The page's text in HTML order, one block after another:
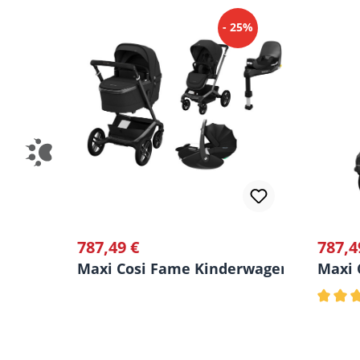
- 25%
Regulärer Preis:
787,49 €
Maxi Cosi Fame Kinderwagen 3in1 Set
Maxi